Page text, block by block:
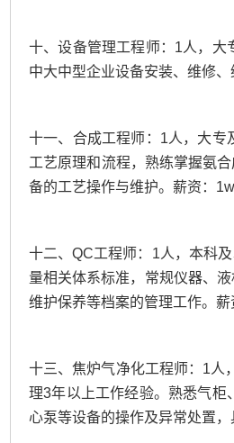
十、设备管理工程师 ： 1人，大
中大中型企业设备安装、维修
十一、合成工程师 ： 1人，大专
工艺原理和流程，熟练掌握氨
备的工艺操作与维护。薪资：
十二、QC工程师 ： 1人，本科
量相关体系标准，常规仪器、
维护保养等档案的管理工作。
十三、焦炉气净化工程师 ： 1人
理3年以上工作经验。熟悉气
心泵等设备的操作及异常处置